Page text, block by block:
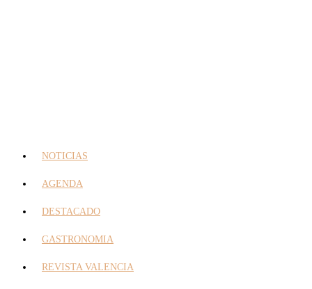
NOTICIAS
AGENDA
DESTACADO
GASTRONOMIA
REVISTA VALENCIA